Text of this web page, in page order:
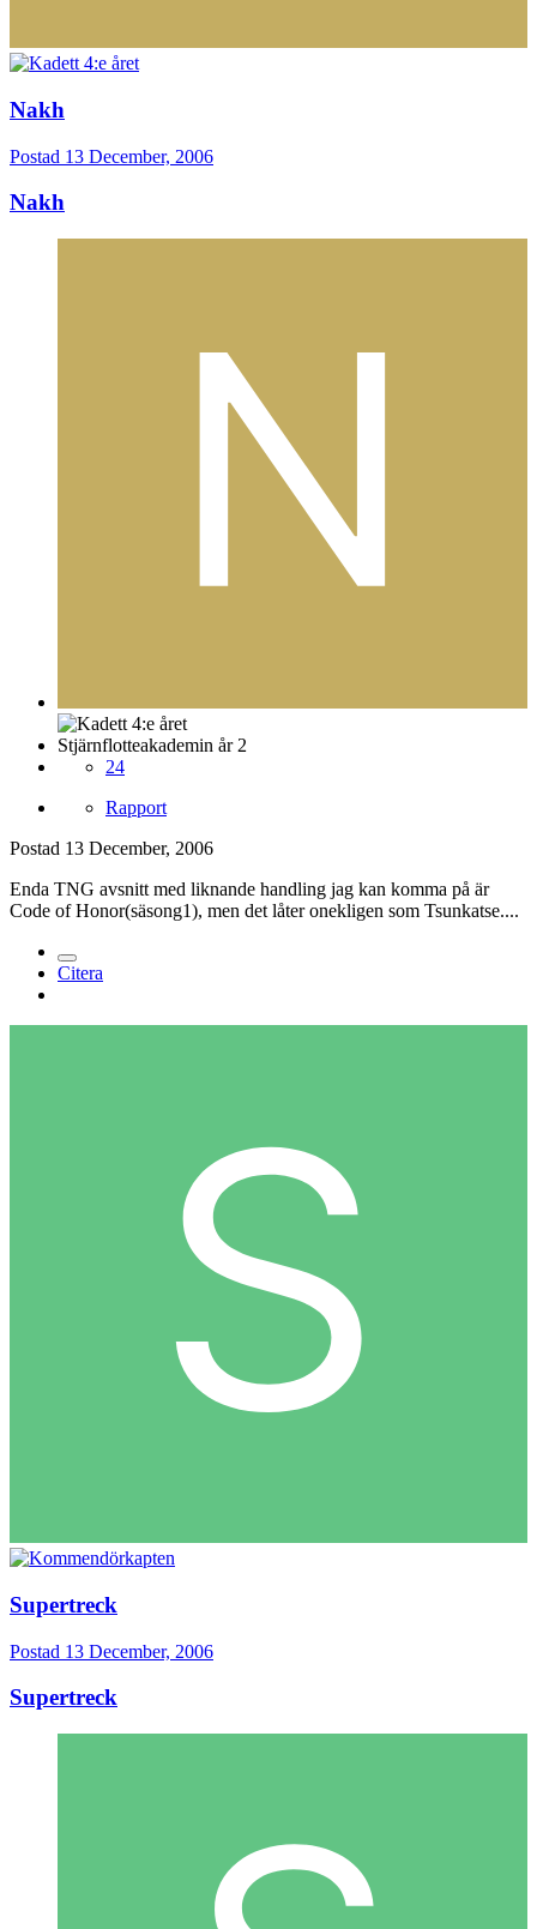
Nakh
Postad 13 December, 2006
Nakh
Stjärnflotteakademin år 2
24
Rapport
Postad 13 December, 2006
Enda TNG avsnitt med liknande handling jag kan komma på är
Code of Honor(säsong1), men det låter onekligen som Tsunkatse....
Citera
Supertreck
Postad 13 December, 2006
Supertreck